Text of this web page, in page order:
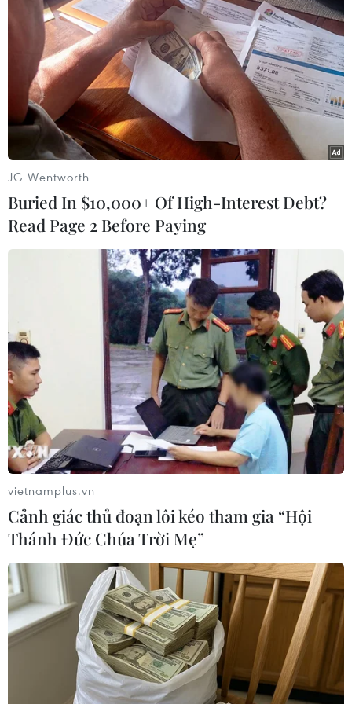
TIN LIÊN QUAN
Tây Ban Nha thông báo quốc tang 3 ngày
để tưởng niệm các nạn nhân bị lũ quét
30/10/2024 23:12
Thống kê mới nhất cho thấy số người thiệt mạng trong
trận lũ quét, xảy ra ngày 29/10, đã lên tới ít nhất 64
người và con số này có thể còn tăng do nhiều khu vực
chưa báo cáo thiệt hại.
JG Wentworth
Buried In $10,000+ Of High-Interest Debt?
Read Page 2 Before Paying
vietnamplus.vn
Cảnh giác thủ đoạn lôi kéo tham gia “Hội
Thánh Đức Chúa Trời Mẹ”